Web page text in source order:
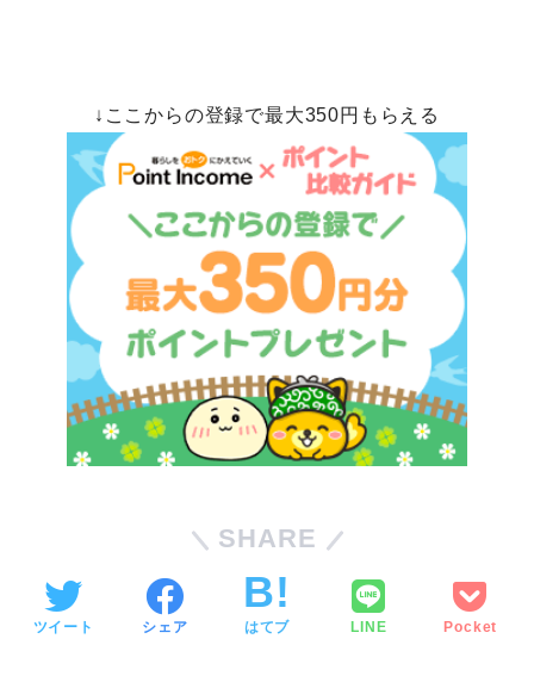
↓ここからの登録で最大350円もらえる
SHARE
ツイート シェア はてブ LINE Pocket